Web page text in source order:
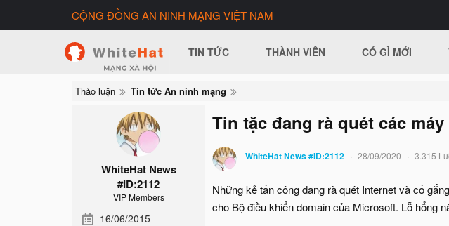
CỘNG ĐỒNG AN NINH MẠNG VIỆT NAM
TIN TỨC THÀNH VIÊN CÓ GÌ MỚI
Thảo luận Tin tức An ninh mạng
WhiteHat News
#ID:2112
VIP Members
16/06/2015
Tin tặc đang rà quét các
WhiteHat News #ID:2112 28/09/2020 3.315
Những kẻ tấn công đang rà quét Internet và cố
cho Bộ điều khiển domain của Microsoft. Lỗ hổng